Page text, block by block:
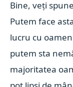
Bine, veți
Putem face
lucru cu
putem sta
majoritatea